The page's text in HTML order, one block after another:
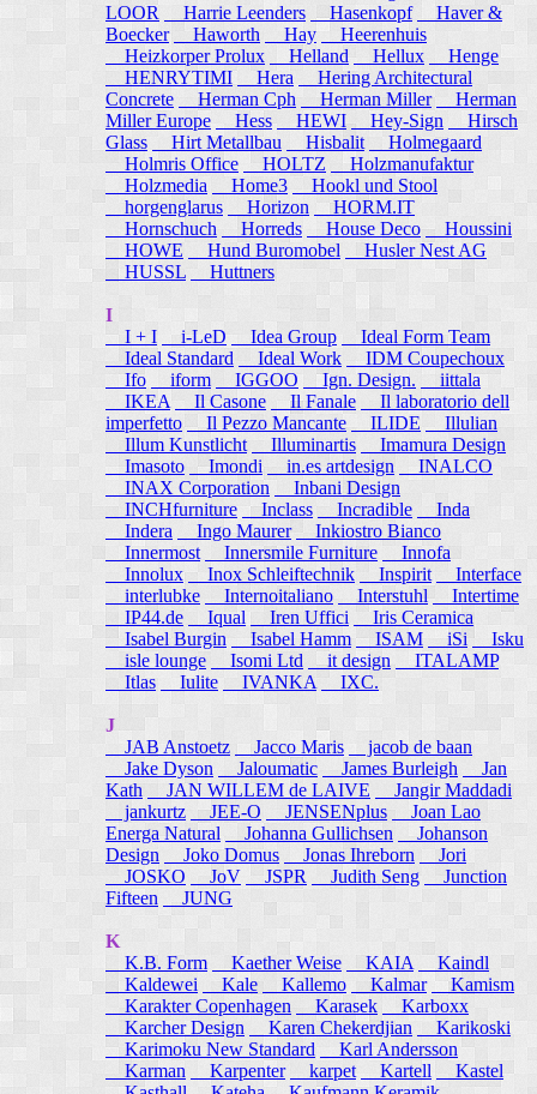
LOOR
Harrie Leenders Hasenkopf
Haver &
Boecker
Haworth Hay
Heerenhuis
Heizkorper Prolux
Helland Hellux
Henge
HENRYTIMI
Hera
Hering Architectural
Concrete
Herman Cph Herman Miller
Herman
Miller Europe
Hess HEWI Hey-Sign
Hirsch
Glass
Hirt Metallbau Hisbalit
Holmegaard
Holmris Office
HOLTZ
Holzmanufaktur
Holzmedia
Home3
Hookl und Stool
horgenglarus
Horizon
HORM.IT
Hornschuch
Horreds House Deco
Houssini
HOWE
Hund Buromobel
Husler Nest AG
HUSSL
Huttners
I
I + I
i-LeD Idea Group
Ideal Form Team
Ideal Standard
Ideal Work
IDM Coupechoux
Ifo
iform IGGOO Ign. Design.
iittala
IKEA
Il Casone Il Fanale
Il laboratorio dell
imperfetto
Il Pezzo Mancante ILIDE
Illulian
Illum Kunstlicht
Illuminartis
Imamura Design
Imasoto
Imondi in.es artdesign
INALCO
INAX Corporation
Inbani Design
INCHfurniture
Inclass Incradible
Inda
Indera
Ingo Maurer
Inkiostro Bianco
Innermost
Innersmile Furniture
Innofa
Innolux
Inox Schleiftechnik Inspirit
Interface
interlubke
Internoitaliano Interstuhl
Intertime
IP44.de
Iqual Iren Uffici
Iris Ceramica
Isabel Burgin
Isabel Hamm ISAM iSi Isku
isle lounge
Isomi Ltd it design
ITALAMP
Itlas
Iulite IVANKA IXC.
J
JAB Anstoetz
Jacco Maris
jacob de baan
Jake Dyson
Jaloumatic James Burleigh
Jan
Kath
JAN WILLEM de LAIVE
Jangir Maddadi
jankurtz JEE-O JENSENplus
Joan Lao
Energa Natural
Johanna Gullichsen
Johanson
Design
Joko Domus Jonas Ihreborn
Jori
JOSKO
JoV JSPR Judith Seng
Junction
Fifteen
JUNG
K
K.B. Form
Kaether Weise KAIA
Kaindl
Kaldewei
Kale Kallemo Kalmar
Kamism
Karakter Copenhagen
Karasek
Karboxx
Karcher Design
Karen Chekerdjian
Karikoski
Karimoku New Standard
Karl Andersson
Karman
Karpenter karpet Kartell
Kastel